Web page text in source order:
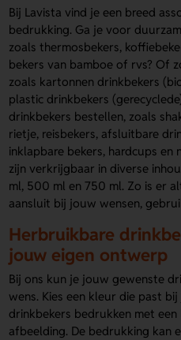
Bij Lavista vind je een breed
bedrukking. Ga je voor
zoals thermosbekers,
bekers van bamboe of rvs? Of
zoals kartonnen drinkbekers
plastic drinkbekers
drinkbekers bestellen, zoals
rietje, reisbekers, afsluitbare
inklapbare bekers, hardcups en
zijn verkrijgbaar in diverse
ml, 500 ml en 750 ml. Zo is er
aansluit bij jouw wensen,
Herbruikbare
jouw eigen ontwerp
Bij ons kun je jouw gewenste
wens. Kies een kleur die past
drinkbekers bedrukken met
afbeelding. De bedrukking kan